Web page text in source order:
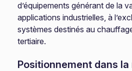
d’équipements générant de la
applications industrielles, à
systèmes destinés au
tertiaire.
Positionnement dans